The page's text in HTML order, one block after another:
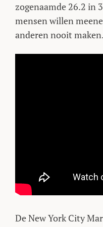
zogenaamde 26.2 in
mensen willen
anderen nooit maken.
De New York City